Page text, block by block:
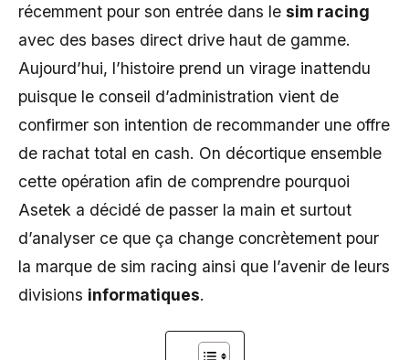
récemment pour son entrée dans le sim racing
avec des bases direct drive haut de gamme.
Aujourd’hui, l’histoire prend un virage inattendu
puisque le conseil d’administration vient de
confirmer son intention de recommander une offre
de rachat total en cash. On décortique ensemble
cette opération afin de comprendre pourquoi
Asetek a décidé de passer la main et surtout
d’analyser ce que ça change concrètement pour
la marque de sim racing ainsi que l’avenir de leurs
divisions informatiques.